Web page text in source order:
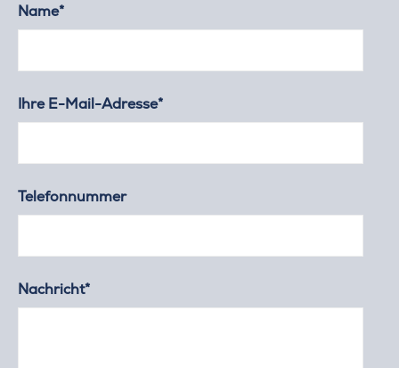
Name*
Ihre E-Mail-Adresse*
Telefonnummer
Nachricht*